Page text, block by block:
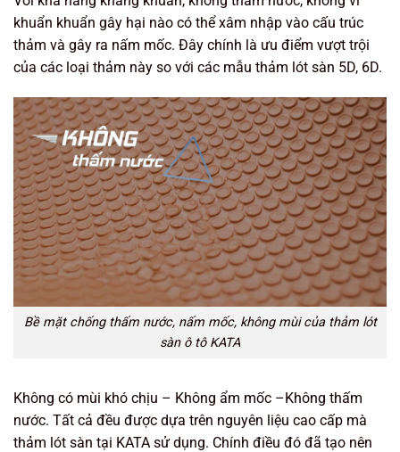
khuẩn khuẩn gây hại nào có thể xâm nhập vào cấu trúc
thảm và gây ra nấm mốc. Đây chính là ưu điểm vượt trội
của các loại thảm này so với các mẫu thảm lót sàn 5D, 6D.
Bề mặt chống thấm nước, nấm mốc, không mùi của thảm lót
sàn ô tô KATA
Không có mùi khó chịu – Không ẩm mốc –Không thấm
nước. Tất cả đều được dựa trên nguyên liệu cao cấp mà
thảm lót sàn tại KATA sử dụng. Chính điều đó đã tạo nên